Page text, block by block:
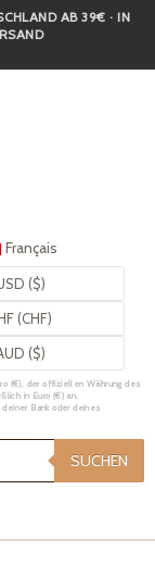
AB 39€ · IN
Français
($)
(CHF)
($)
(€), der offiziellen Währung des
in Euro (€) an.
Bank oder deines
SUCHEN